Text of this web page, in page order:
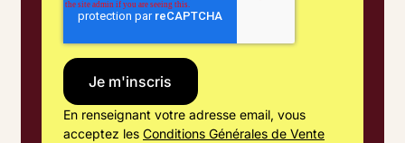
En renseignant votre adresse email, vous
acceptez les Conditions Générales de Vente